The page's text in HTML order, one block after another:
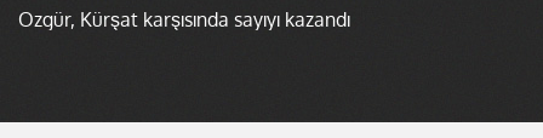
Özgür, Kürşat karşısında sayıyı kazandı